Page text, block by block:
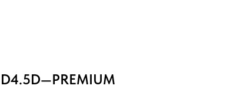
D4.5D—PREMIUM